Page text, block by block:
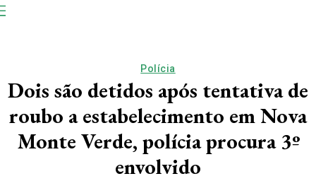
Polícia
Dois são detidos após tentativa de
roubo a estabelecimento em Nova
Monte Verde, polícia procura 3º
envolvido